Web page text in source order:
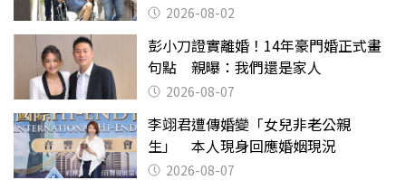
2026-08-02
彭小刀證實離婚！14年豪門婚正式畫
句點 親曝：我們還是家人
2026-08-07
李翊君遭傳婚變「女兒非老公親
生」 本人現身回應婚姻現況
2026-08-07